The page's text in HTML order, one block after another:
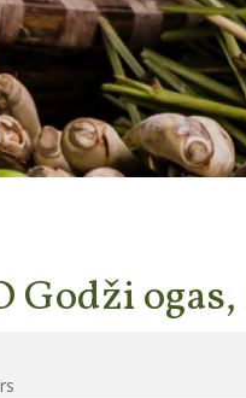
Godži